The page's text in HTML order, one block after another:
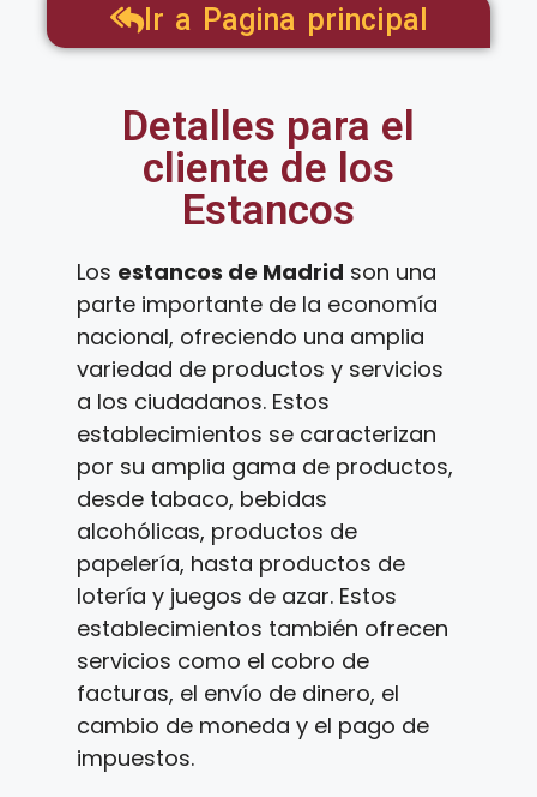
Ir a Pagina principal
Detalles para el
cliente de los
Estancos
Los estancos de Madrid son una
parte importante de la economía
nacional, ofreciendo una amplia
variedad de productos y servicios
a los ciudadanos. Estos
establecimientos se caracterizan
por su amplia gama de productos,
desde tabaco, bebidas
alcohólicas, productos de
papelería, hasta productos de
lotería y juegos de azar. Estos
establecimientos también ofrecen
servicios como el cobro de
facturas, el envío de dinero, el
cambio de moneda y el pago de
impuestos.